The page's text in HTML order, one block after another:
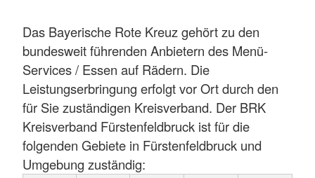
Das Bayerische Rote Kreuz gehört zu den
bundesweit führenden Anbietern des Menü-
Services / Essen auf Rädern. Die
Leistungserbringung erfolgt vor Ort durch den
für Sie zuständigen Kreisverband. Der BRK
Kreisverband Fürstenfeldbruck ist für die
folgenden Gebiete in Fürstenfeldbruck und
Umgebung zuständig: